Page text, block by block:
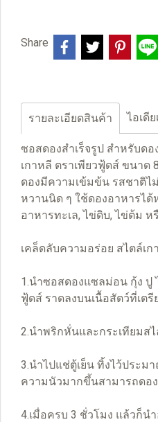
Share
รายละเอียดสินค้า ไอเดี
ซอสดองสำเร็จรูป สำหรับด
เกาหลี ตราเพียวฟู้ดส์ ขนาด
ดองมีความเข้มข้น รสชาติไ
หวานนิด ๆ ใช้ดองอาหารได้
อาหารทะเล, ไข่ดิบ, ไข่ต้ม
เคล็ดลับความอร่อย สไตล์เก
1.นำซอสดองแซลม่อน กุ้ง ปู
ฟู้ดส์ ราดลงบนเนื้อสัตว์ที่เตรี
2.นำพริกหั่นและกระเทียมส
3.นำไปแช่ตู้เย็น ทิ้งไว้ประม
ความนัวมากขึ้นสามารถดอ
4.เมื่อครบ 3 ชั่วโมง แล้วก็น